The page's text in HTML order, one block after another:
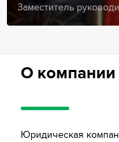
Заместитель
О компании
Юридическая